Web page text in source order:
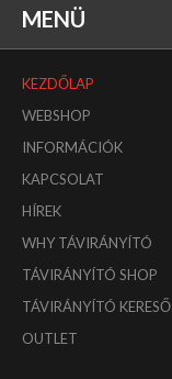
MENÜ
KEZDŐLAP
WEBSHOP
INFORMÁCIÓK
KAPCSOLAT
HÍREK
WHY TÁVIRÁNYÍTÓ
TÁVIRÁNYÍTÓ SHOP
TÁVIRÁNYÍTÓ KERESŐ
OUTLET